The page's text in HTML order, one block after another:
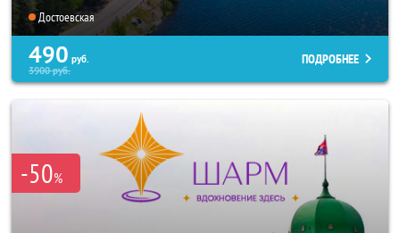
Достоевская
490 руб.
3900руб.
ПОДРОБНЕЕ
-50%